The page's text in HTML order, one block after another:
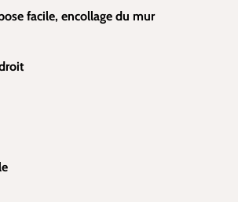
facile, encollage du mur